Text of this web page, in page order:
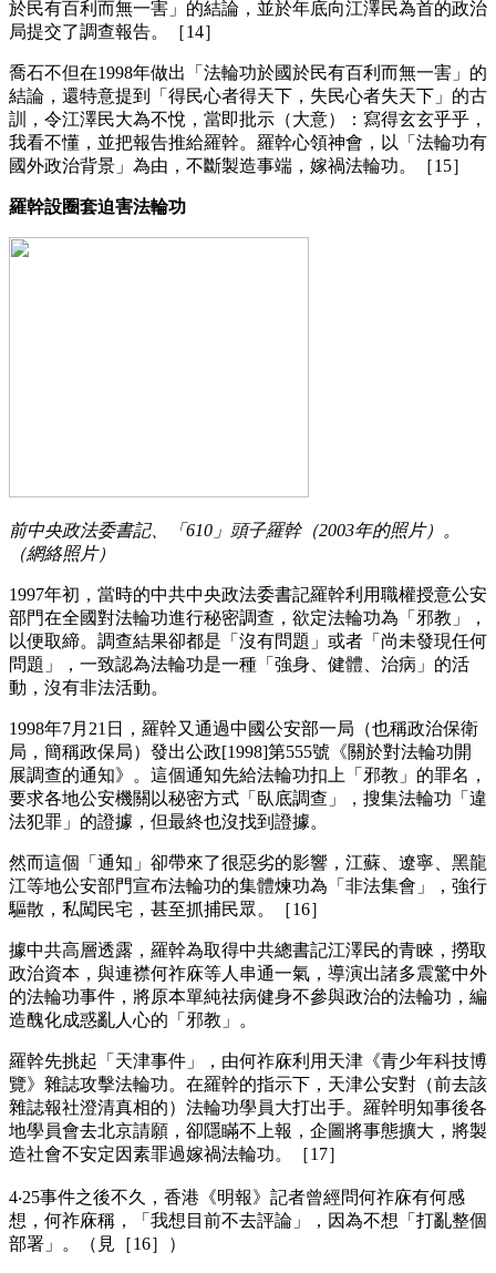
於民有百利而無一害」的結論，並於年底向江澤民為首的政治
局提交了調查報告。［14］
喬石不但在1998年做出「法輪功於國於民有百利而無一害」的
結論，還特意提到「得民心者得天下，失民心者失天下」的古
訓，令江澤民大為不悅，當即批示（大意）：寫得玄玄乎乎，
我看不懂，並把報告推給羅幹。羅幹心領神會，以「法輪功有
國外政治背景」為由，不斷製造事端，嫁禍法輪功。［15］
羅幹設圈套迫害法輪功
前中央政法委書記、「610」頭子羅幹（2003年的照片）。
（網絡照片）
1997年初，當時的中共中央政法委書記羅幹利用職權授意公安
部門在全國對法輪功進行秘密調查，欲定法輪功為「邪教」，
以便取締。調查結果卻都是「沒有問題」或者「尚未發現任何
問題」，一致認為法輪功是一種「強身、健體、治病」的活
動，沒有非法活動。
1998年7月21日，羅幹又通過中國公安部一局（也稱政治保衛
局，簡稱政保局）發出公政[1998]第555號《關於對法輪功開
展調查的通知》。這個通知先給法輪功扣上「邪教」的罪名，
要求各地公安機關以秘密方式「臥底調查」，搜集法輪功「違
法犯罪」的證據，但最終也沒找到證據。
然而這個「通知」卻帶來了很惡劣的影響，江蘇、遼寧、黑龍
江等地公安部門宣布法輪功的集體煉功為「非法集會」，強行
驅散，私闖民宅，甚至抓捕民眾。［16］
據中共高層透露，羅幹為取得中共總書記江澤民的青睞，撈取
政治資本，與連襟何祚庥等人串通一氣，導演出諸多震驚中外
的法輪功事件，將原本單純祛病健身不參與政治的法輪功，編
造醜化成惑亂人心的「邪教」。
羅幹先挑起「天津事件」，由何祚庥利用天津《青少年科技博
覽》雜誌攻擊法輪功。在羅幹的指示下，天津公安對（前去該
雜誌報社澄清真相的）法輪功學員大打出手。羅幹明知事後各
地學員會去北京請願，卻隱瞞不上報，企圖將事態擴大，將製
造社會不安定因素罪過嫁禍法輪功。［17］
4‧25事件之後不久，香港《明報》記者曾經問何祚庥有何感
想，何祚庥稱，「我想目前不去評論」，因為不想「打亂整個
部署」。（見［16］）